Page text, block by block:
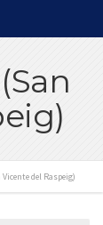
del Raspeig)